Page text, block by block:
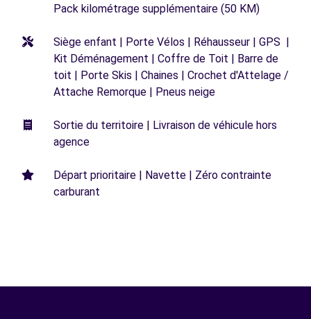
Pack kilométrage supplémentaire (50 KM)
Siège enfant | Porte Vélos | Réhausseur | GPS |
Kit Déménagement | Coffre de Toit | Barre de
toit | Porte Skis | Chaines | Crochet d'Attelage /
Attache Remorque | Pneus neige
Sortie du territoire | Livraison de véhicule hors
agence
Départ prioritaire | Navette | Zéro contrainte
carburant